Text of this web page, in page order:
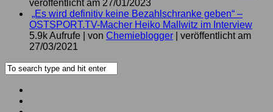
veröffentlicht am 27/01/2023
„Es wird definitiv keine Bezahlschranke geben“ –
OSTSPORT.TV-Macher Heiko Mallwitz im Interview
5.9k Aufrufe
von Chemieblogger
veröffentlicht am
27/03/2021